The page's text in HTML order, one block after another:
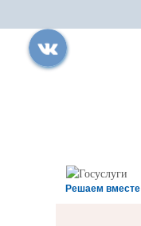
Решаем вместе